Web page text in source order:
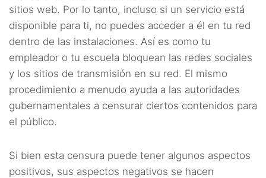
sitios web. Por lo tanto, incluso si un servicio está
disponible para ti, no puedes acceder a él en tu red
dentro de las instalaciones. Así es como tu
empleador o tu escuela bloquean las redes sociales
y los sitios de transmisión en su red. El mismo
procedimiento a menudo ayuda a las autoridades
gubernamentales a censurar ciertos contenidos para
el público.
Si bien esta censura puede tener algunos aspectos
positivos, sus aspectos negativos se hacen